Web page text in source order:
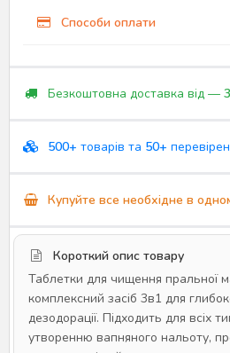
Способи оплати
Безкоштовна доставка від —
500+ товарів та 50+
Купуйте все необхідне в
Короткий опис товару
Таблетки для чищення
комплексний засіб 3в1 для
дезодорації. Підходить для всіх
утворенню вапняного нальоту,